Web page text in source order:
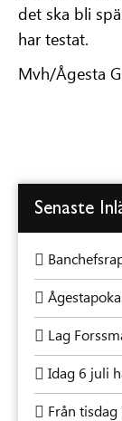
det ska bli
har testat.
Mvh/Ågesta
Senaste
Lag
Idag 6 juli
Från